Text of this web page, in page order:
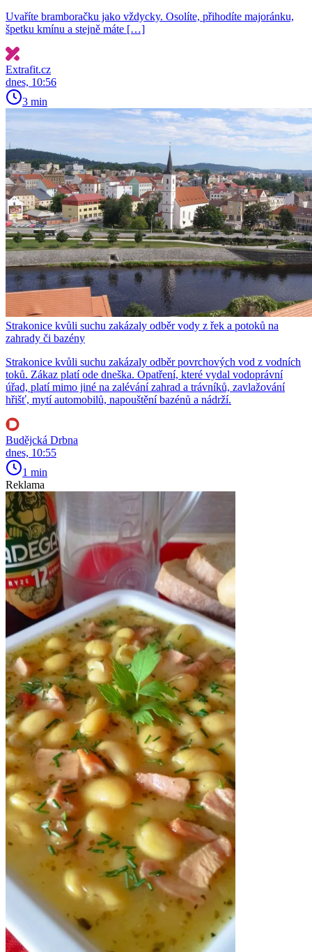
Uvaříte bramboračku jako vždycky. Osolíte, přihodíte majoránku,
špetku kmínu a stejně máte […]
Extrafit.cz
dnes, 10:56
3 min
Strakonice kvůli suchu zakázaly odběr vody z řek a potoků na
zahrady či bazény
Strakonice kvůli suchu zakázaly odběr povrchových vod z vodních
toků. Zákaz platí ode dneška. Opatření, které vydal vodoprávní
úřad, platí mimo jiné na zalévání zahrad a trávníků, zavlažování
hřišť, mytí automobilů, napouštění bazénů a nádrží.
Budějcká Drbna
dnes, 10:55
1 min
Reklama